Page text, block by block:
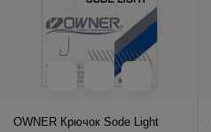
OWNER Крючок Sode Light